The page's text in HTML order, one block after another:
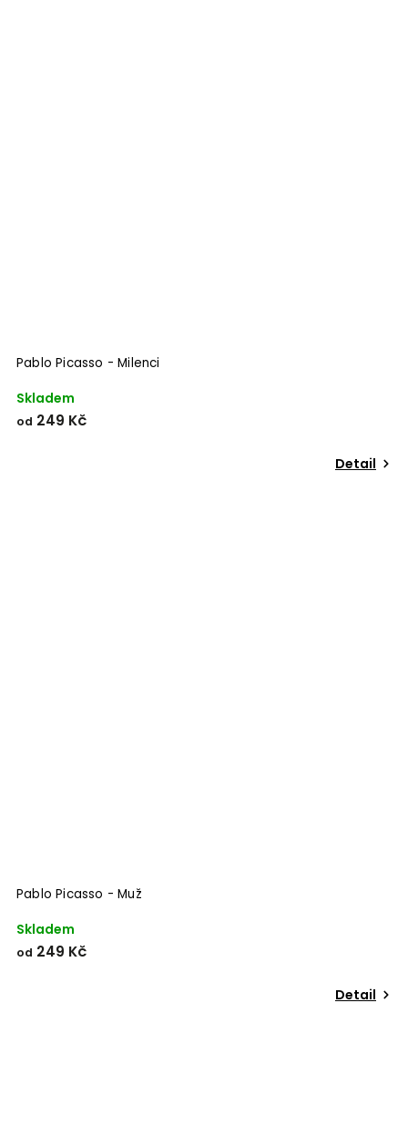
Pablo Picasso - Milenci
Skladem
od 249 Kč
Detail
Pablo Picasso - Muž
Skladem
od 249 Kč
Detail